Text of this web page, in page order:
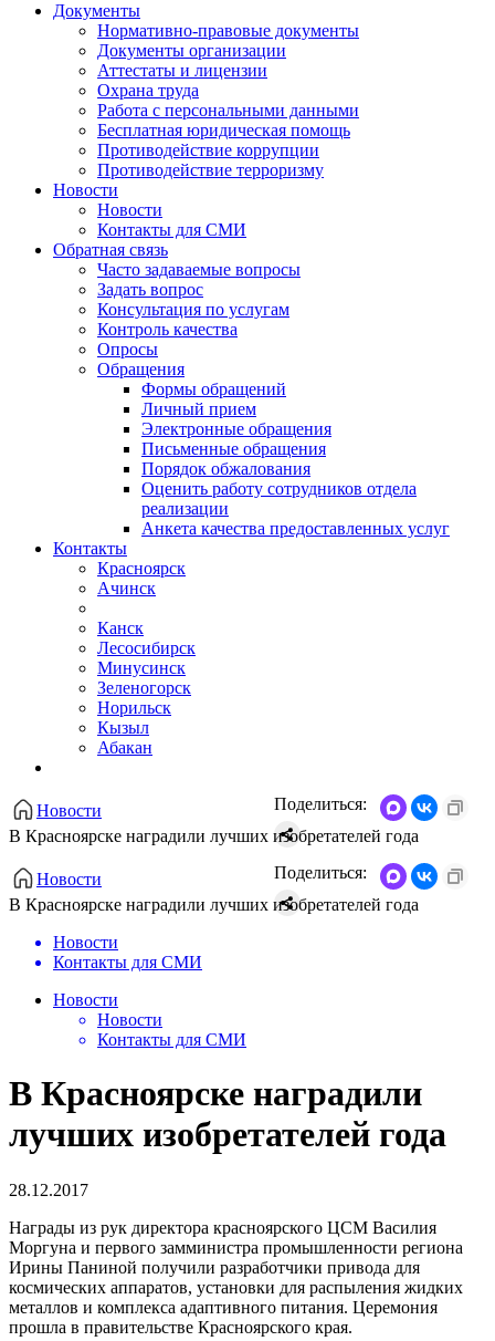
Документы
Нормативно-правовые документы
Документы организации
Аттестаты и лицензии
Охрана труда
Работа с персональными данными
Бесплатная юридическая помощь
Противодействие коррупции
Противодействие терроризму
Новости
Новости
Контакты для СМИ
Обратная связь
Часто задаваемые вопросы
Задать вопрос
Консультация по услугам
Контроль качества
Опросы
Обращения
Формы обращений
Личный прием
Электронные обращения
Письменные обращения
Порядок обжалования
Оценить работу сотрудников отдела
реализации
Анкета качества предоставленных услуг
Контакты
Красноярск
Ачинск
Канск
Лесосибирск
Минусинск
Зеленогорск
Норильск
Кызыл
Абакан
Новости
В Красноярске наградили лучших изобретателей года
Поделиться:
Новости
В Красноярске наградили лучших изобретателей года
Поделиться:
Новости
Контакты для СМИ
Новости
Новости
Контакты для СМИ
В Красноярске наградили
лучших изобретателей года
28.12.2017
Награды из рук директора красноярского ЦСМ Василия
Моргуна и первого замминистра промышленности региона
Ирины Паниной получили разработчики привода для
космических аппаратов, установки для распыления жидких
металлов и комплекса адаптивного питания. Церемония
прошла в правительстве Красноярского края.